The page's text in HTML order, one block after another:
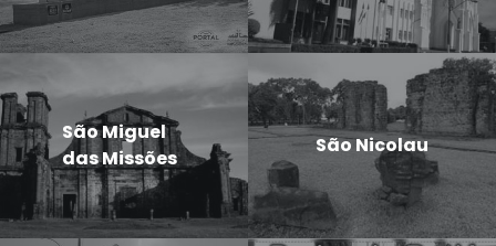
São Miguel
das Missões
São Nicolau